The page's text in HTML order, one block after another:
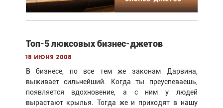
Топ-5 люксовых бизнес-джетов
18 июня 2008
В бизнесе, по все тем же законам Дарвина,
выживает сильнейший. Когда ты преуспеваешь,
появляется вдохновение, а с ним у людей
вырастают крылья. Тогда же и приходят в нашу